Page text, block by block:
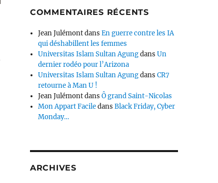
COMMENTAIRES RÉCENTS
Jean JulémontdansEn guerre contre les IA
qui déshabillent les femmes
Universitas Islam Sultan AgungdansUn
dernier rodéo pour l’Arizona
Universitas Islam Sultan AgungdansCR7
retourne à Man U !
Jean JulémontdansÔ grand Saint-Nicolas
Mon Appart FaciledansBlack Friday, Cyber
Monday…
ARCHIVES